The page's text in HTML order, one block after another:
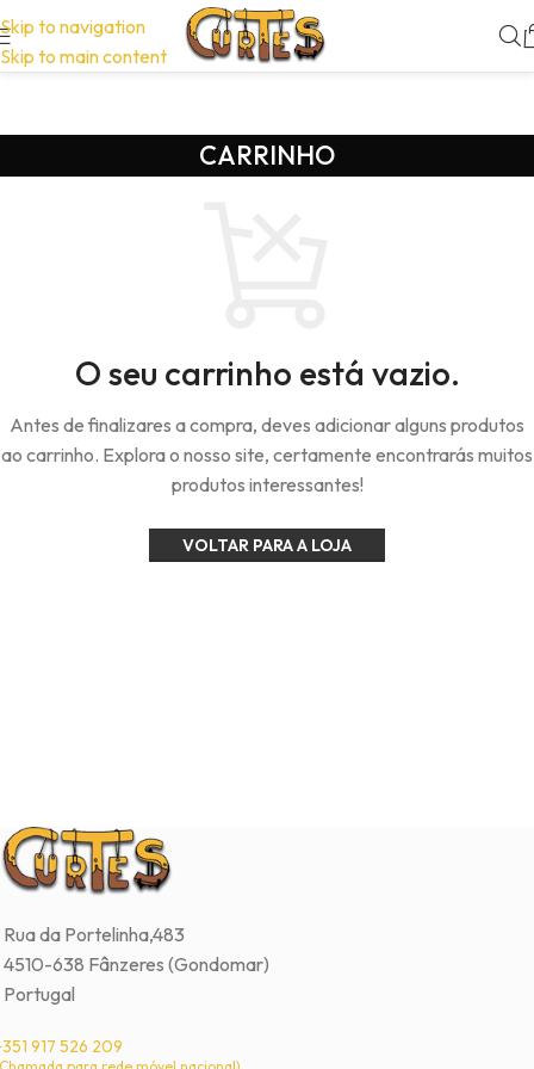
Skip to navigation
Skip to main content
CARRINHO
O seu carrinho está vazio.
Antes de finalizares a compra, deves adicionar alguns produtos
ao carrinho. Explora o nosso site, certamente encontrarás muitos
produtos interessantes!
VOLTAR PARA A LOJA
Rua da Portelinha,483
4510-638 Fânzeres (Gondomar)
Portugal
917 526 209